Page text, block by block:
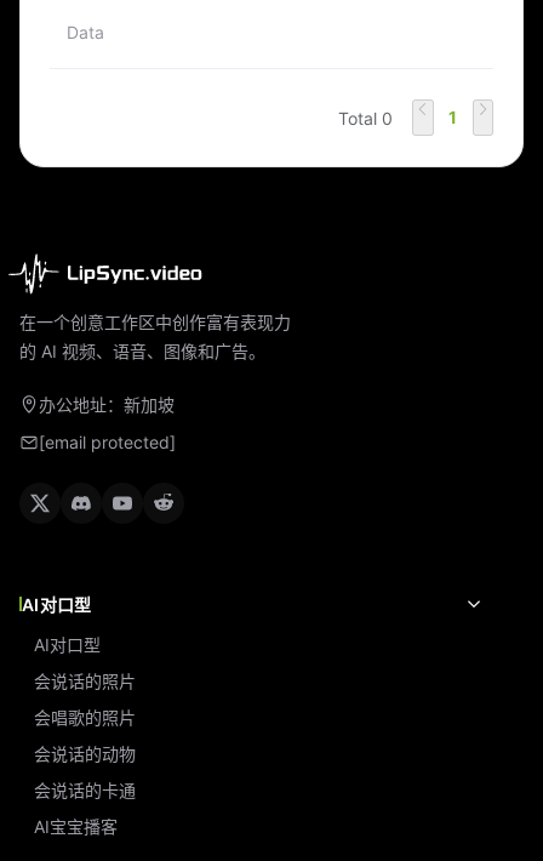
Data
Total 0 1
在一个创意工作区中创作富有表现力
的 AI 视频、语音、图像和广告。
办公地址：新加坡
[email protected]
AI对口型
AI对口型
会说话的照片
会唱歌的照片
会说话的动物
会说话的卡通
AI宝宝播客